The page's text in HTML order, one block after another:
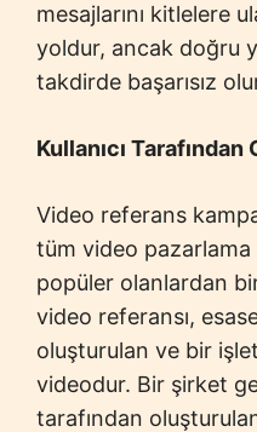
mesajlarını kitlelere
yoldur, ancak doğru
takdirde başarısız
Kullanıcı
Video referans
tüm video pazarlama
popüler olanlardan
video referansı,
oluşturulan ve bir
videodur. Bir şirket
tarafından